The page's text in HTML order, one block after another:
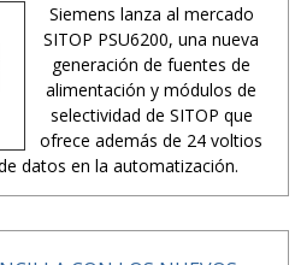
Siemens lanza al mercado
SITOP PSU6200, una nueva
generación de fuentes de
alimentación y módulos de
selectividad de SITOP que
ofrece además de 24 voltios
datos en la automatización.